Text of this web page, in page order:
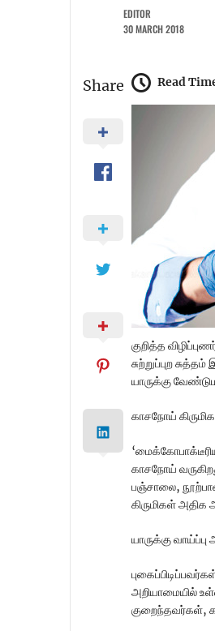
EDITOR
30 MARCH 2018
Share Read
குறித்த
சுற்றுப்புற
யாருக்கு
காசநோய்
காசநோய்
பஞ்சாலை,
கிருமிகள்
யாருக்கு
அறியாமையில்
குறைந்தவர்கள்,